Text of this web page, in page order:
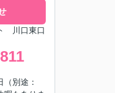
川口東口
（別途：